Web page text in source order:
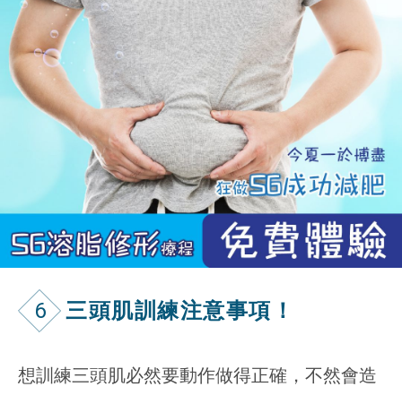
6 三頭肌訓練注意事項！
想訓練三頭肌必然要動作做得正確，不然會造